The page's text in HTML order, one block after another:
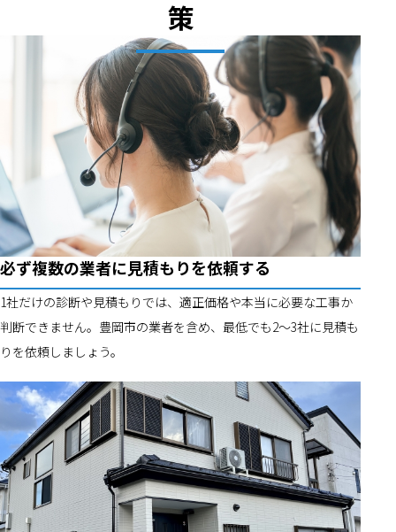
策
必ず複数の業者に見積もりを依頼する
1社だけの診断や見積もりでは、適正価格や本当に必要な工事か
判断できません。豊岡市の業者を含め、最低でも2～3社に見積も
りを依頼しましょう。